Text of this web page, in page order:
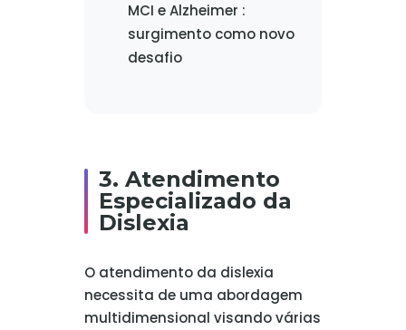
MCI e Alzheimer :
surgimento como novo
desafio
3. Atendimento
Especializado da
Dislexia
O atendimento da dislexia
necessita de uma abordagem
multidimensional visando várias